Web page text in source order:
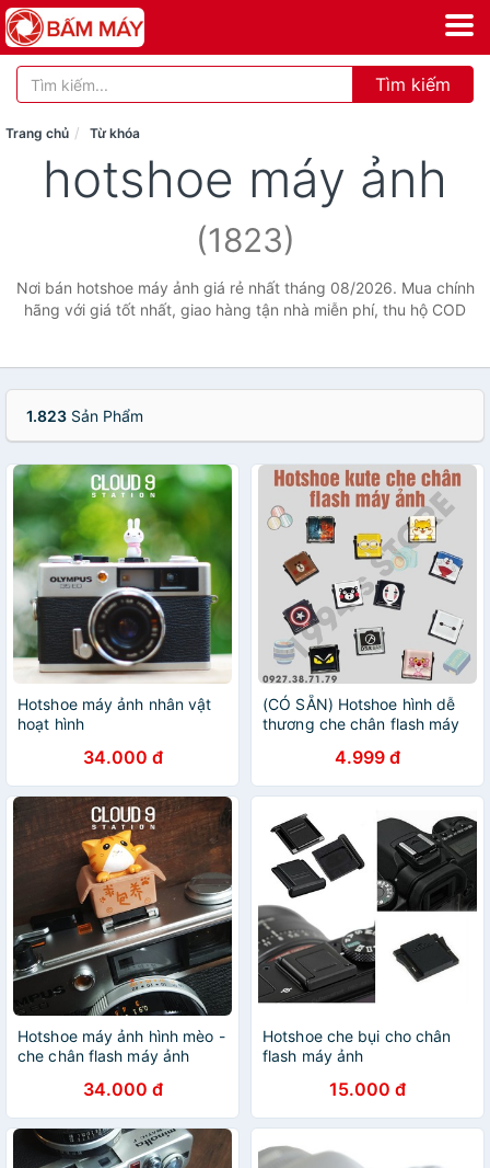
Tìm kiếm
Trang chủ Từ khóa
hotshoe máy ảnh
(1823)
Nơi bán hotshoe máy ảnh giá rẻ nhất tháng 08/2026. Mua chính
hãng với giá tốt nhất, giao hàng tận nhà miễn phí, thu hộ COD
1.823 Sản Phẩm
Hotshoe máy ảnh nhân vật
hoạt hình
34.000 đ
(CÓ SẴN) Hotshoe hình dễ
thương che chân flash máy
- Nắp che chân đèn Flash
máy ảnh
4.999 đ
Hotshoe máy ảnh hình mèo -
che chân flash máy ảnh
34.000 đ
Hotshoe che bụi cho chân
flash máy ảnh
15.000 đ